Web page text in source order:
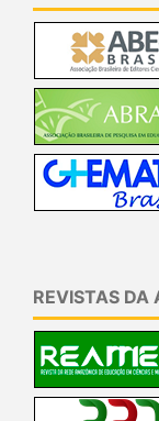
REVISTAS DA